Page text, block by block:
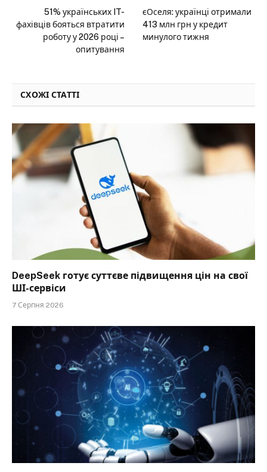
51% українських IT-
фахівців бояться втратити
роботу у 2026 році –
опитування
єОселя: українці отримали
413 млн грн у кредит
минулого тижня
СХОЖІ СТАТТІ
DeepSeek готує суттєве підвищення цін на свої
ШІ-сервіси
7 Серпня 2026